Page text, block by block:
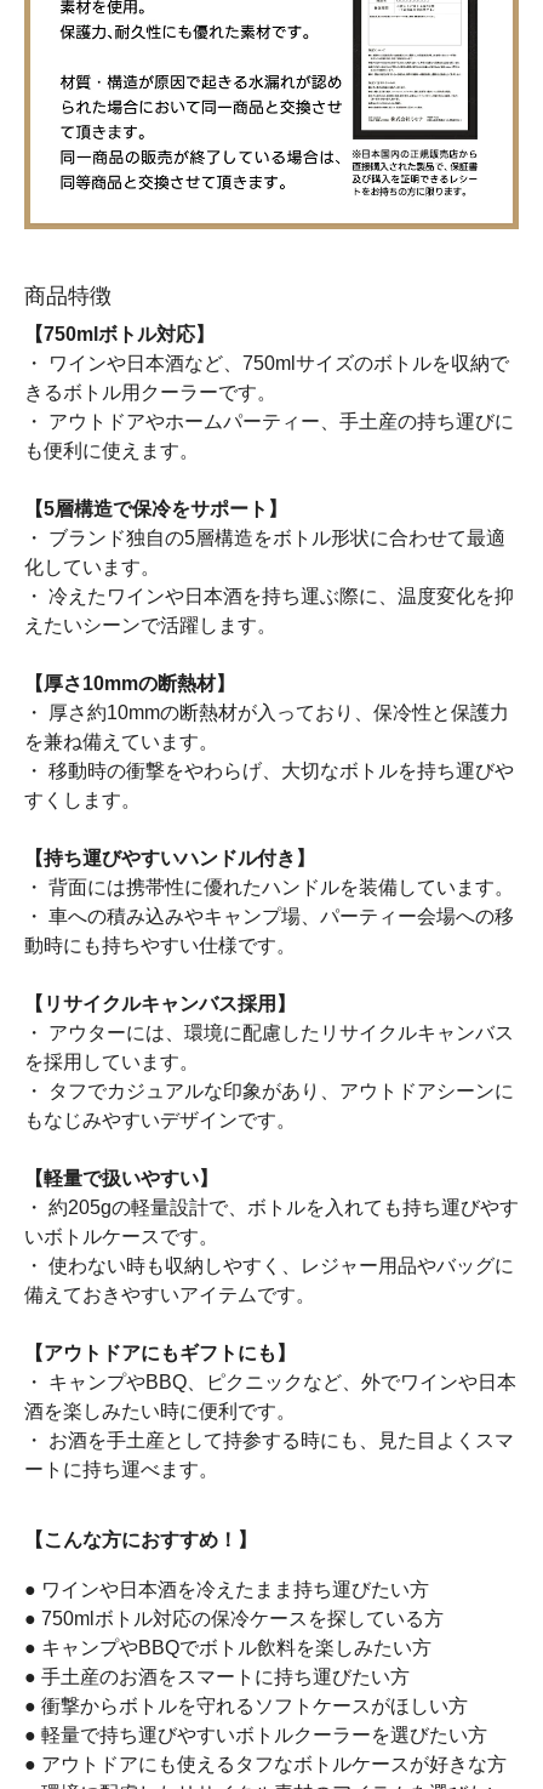
商品特徴
【750mlボトル対応】
・ ワインや日本酒など、750mlサイズのボトルを収納で
きるボトル用クーラーです。
・ アウトドアやホームパーティー、手土産の持ち運びに
も便利に使えます。
【5層構造で保冷をサポート】
・ ブランド独自の5層構造をボトル形状に合わせて最適
化しています。
・ 冷えたワインや日本酒を持ち運ぶ際に、温度変化を抑
えたいシーンで活躍します。
【厚さ10mmの断熱材】
・ 厚さ約10mmの断熱材が入っており、保冷性と保護力
を兼ね備えています。
・ 移動時の衝撃をやわらげ、大切なボトルを持ち運びや
すくします。
【持ち運びやすいハンドル付き】
・ 背面には携帯性に優れたハンドルを装備しています。
・ 車への積み込みやキャンプ場、パーティー会場への移
動時にも持ちやすい仕様です。
【リサイクルキャンバス採用】
・ アウターには、環境に配慮したリサイクルキャンバス
を採用しています。
・ タフでカジュアルな印象があり、アウトドアシーンに
もなじみやすいデザインです。
【軽量で扱いやすい】
・ 約205gの軽量設計で、ボトルを入れても持ち運びやす
いボトルケースです。
・ 使わない時も収納しやすく、レジャー用品やバッグに
備えておきやすいアイテムです。
【アウトドアにもギフトにも】
・ キャンプやBBQ、ピクニックなど、外でワインや日本
酒を楽しみたい時に便利です。
・ お酒を手土産として持参する時にも、見た目よくスマ
ートに持ち運べます。
【こんな方におすすめ！】
● ワインや日本酒を冷えたまま持ち運びたい方
● 750mlボトル対応の保冷ケースを探している方
● キャンプやBBQでボトル飲料を楽しみたい方
● 手土産のお酒をスマートに持ち運びたい方
● 衝撃からボトルを守れるソフトケースがほしい方
● 軽量で持ち運びやすいボトルクーラーを選びたい方
● アウトドアにも使えるタフなボトルケースが好きな方